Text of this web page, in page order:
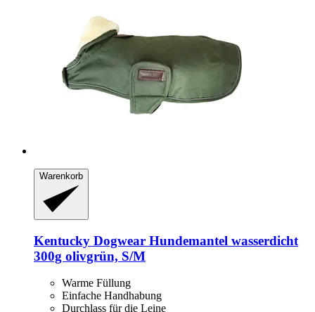
Warenkorb
Kentucky Dogwear Hundemantel wasserdicht
300g olivgrün, S/M
Warme Füllung
Einfache Handhabung
Durchlass für die Leine